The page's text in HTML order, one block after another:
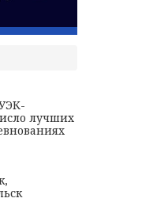
лучших